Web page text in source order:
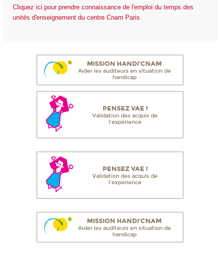
Cliquez ici pour prendre connaissance de l'emploi du temps des
unités d'enseignement du centre Cnam Paris.
MISSION HANDI'CNAM
Aider les auditeurs en situation de
handicap
PENSEZ VAE !
Validation des acquis de
l'expérience
PENSEZ VAE !
Validation des acquis de
l'expérience
MISSION HANDI'CNAM
Aider les auditeurs en situation de
handicap